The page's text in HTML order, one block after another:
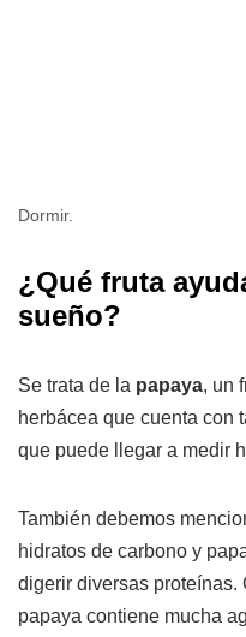
Dormir.
¿Qué fruta
sueño?
Se trata de la papaya, un
herbácea que cuenta con
que puede llegar a medir
También debemos
hidratos de carbono y
digerir diversas proteínas.
papaya contiene mucha